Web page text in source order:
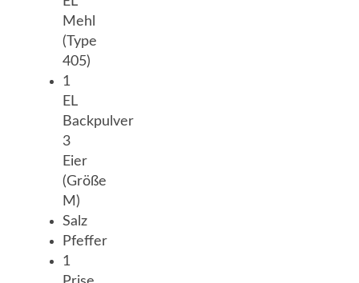
Mehl
(Type
405)
1
EL
Backpulver
3
Eier
(Größe
M)
Salz
Pfeffer
1